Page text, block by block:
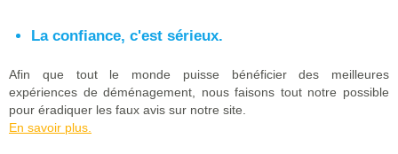
La confiance, c'est sérieux.
Afin que tout le monde puisse bénéficier des meilleures
expériences de déménagement, nous faisons tout notre possible
pour éradiquer les faux avis sur notre site.
En savoir plus.